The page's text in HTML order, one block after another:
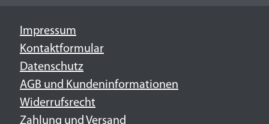
Impressum
Kontaktformular
Datenschutz
AGB und Kundeninformationen
Widerrufsrecht
Zahlung und Versand